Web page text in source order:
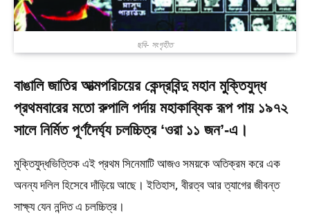
ছবি- সংগৃহীত
বাঙালি জাতির আত্মপরিচয়ের কেন্দ্রবিন্দু মহান মুক্তিযুদ্ধ
প্রথমবারের মতো রুপালি পর্দায় মহাকাব্যিক রূপ পায় ১৯৭২
সালে নির্মিত পূর্ণদৈর্ঘ্য চলচ্চিত্র ‘ওরা ১১ জন’-এ।
মুক্তিযুদ্ধভিত্তিক এই প্রথম সিনেমাটি আজও সময়কে অতিক্রম করে এক
অনন্য দলিল হিসেবে দাঁড়িয়ে আছে। ইতিহাস, বীরত্ব আর ত্যাগের জীবন্ত
সাক্ষ্য যেন নন্দিত এ চলচ্চিত্র।